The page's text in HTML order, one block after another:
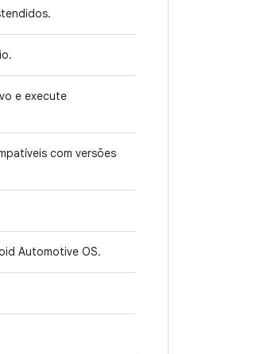
e execute
com versões
Automotive OS.